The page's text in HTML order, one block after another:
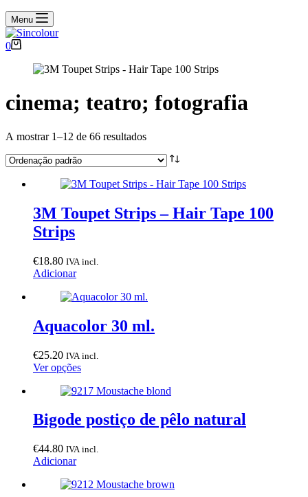
Menu
Carrinho
compras
0
cinema; teatro; fotografia
A mostrar 1–12 de 66 resultados
3M Toupet Strips – Hair Tape 100
Strips
€18.80 IVA incl.
Adicionar
Aquacolor 30 ml.
€25.20 IVA incl.
Ver opçõesThis
has
variants.
The
may
chosen
on
Bigode postiço de pêlo natural
€44.80 IVA incl.
Adicionar